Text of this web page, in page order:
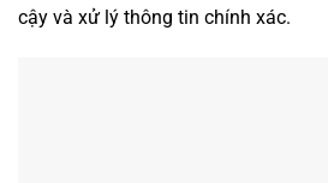
cậy và xử lý thông tin chính xác.